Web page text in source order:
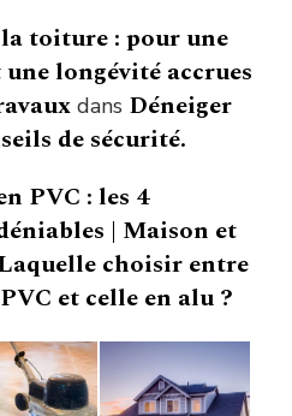
toiture : pour une
longévité accrues
dans Déneiger
de sécurité.
PVC : les 4
| Maison et
choisir entre
et celle en alu ?